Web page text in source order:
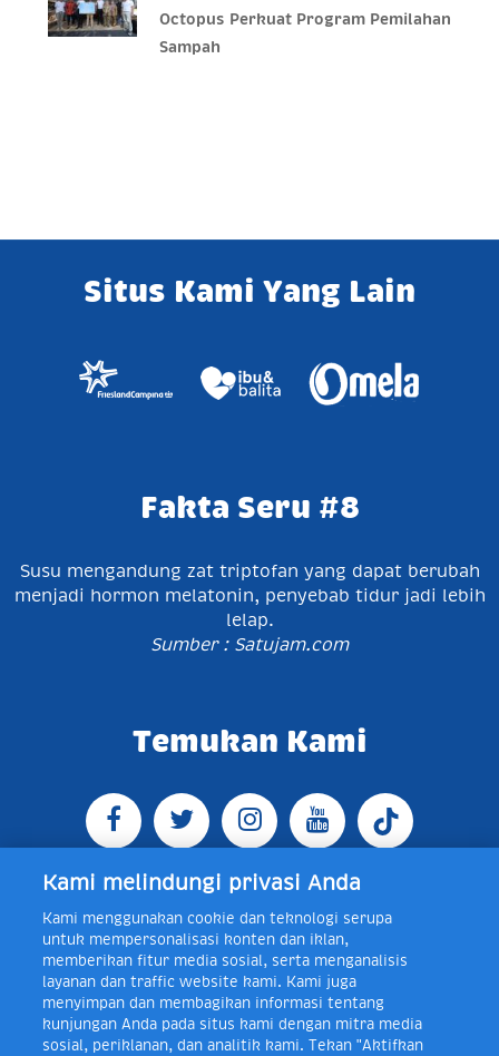
Octopus Perkuat Program Pemilahan
Sampah
Situs Kami Yang Lain
Fakta Seru #8
Susu mengandung zat triptofan yang dapat berubah
menjadi hormon melatonin, penyebab tidur jadi lebih
lelap.
Sumber : Satujam.com
Temukan Kami
Jl. Raya Bogor KM 5, Pasar Rebo, Jakarta Timur,
Indonesia 13760
Telp +62 21 8410945 | PO BOX
4074 Jakarta 13760 Indonesia
Toll Free Layanan Peduli Frisian Flag 0-80018-21-406;
Senin - Jumat, 08:00 - 16:30 WIB, E-mail:
layanan.peduli@frieslandcampina.com
Kami melindungi privasi Anda
Kami menggunakan cookie dan teknologi serupa
untuk mempersonalisasi konten dan iklan,
memberikan fitur media sosial, serta menganalisis
layanan dan traffic website kami. Kami juga
menyimpan dan membagikan informasi tentang
kunjungan Anda pada situs kami dengan mitra media
sosial, periklanan, dan analitik kami. Tekan "Aktifkan